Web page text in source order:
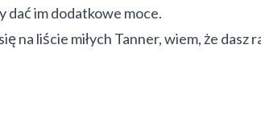
dać im dodatkowe moce.
na liście miłych Tanner, wiem, że dasz